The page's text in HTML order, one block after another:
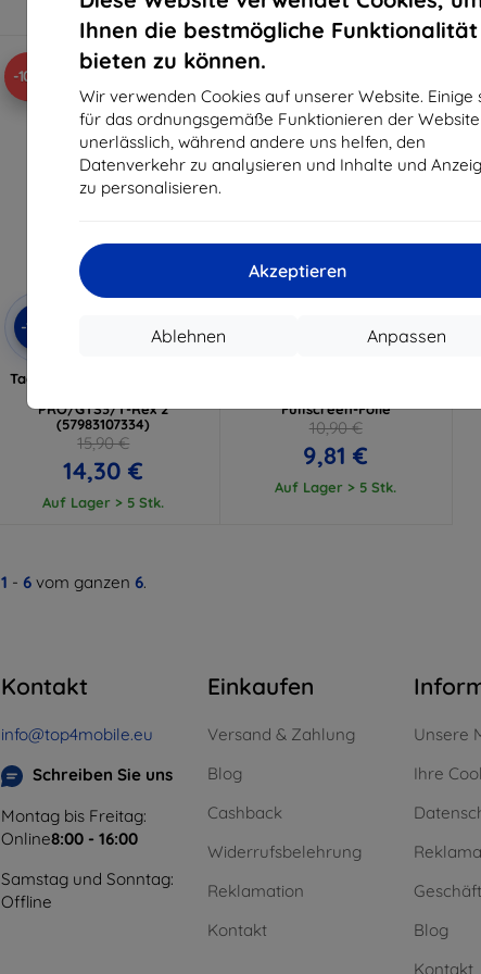
Ihnen die bestmögliche Funktionalität
bieten zu können.
Wir verwenden Cookies auf unserer Website. Einige
für das ordnungsgemäße Funktionieren der Website
unerlässlich, während andere uns helfen, den
Datenverkehr zu analysieren und Inhalte und
zu personalisieren.
Akzeptieren
Anpassen
Ablehnen
Auf Lager > 5 Stk. Auf Lager > 5 Stk.
-10%
-10% EXTRA10
Tactical USB Ladekabel für
PRO/GTS3/T-Rex 2
(57983107334)
15,90 €
14,30 €
Auf Lager > 5 Stk.
Gutschein
Fullscreen-Folie
10,90 €
9,81 €
Auf Lager > 5 Stk.
1 - 6 vom ganzen 6.
Kontakt
info@top4mobile.eu
Schreiben Sie uns
Montag bis Freitag:
Online8:00 - 16:00
Samstag und Sonntag:
Offline
Einkaufen
Versand & Zahlung
Blog
Cashback
Widerrufsbelehrung
Reklamation
Kontakt
Unsere
Ihre
Blog
Kontakt